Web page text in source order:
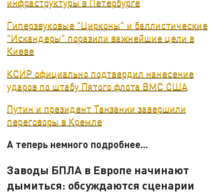
инфраструктуры в Петербурге
Гиперзвуковые "Цирконы" и баллистические
"Искандеры" поразили важнейшие цели в
Киеве
КСИР официально подтвердил нанесение
ударов по штабу Пятого флота ВМС США
Путин и президент Танзании завершили
переговоры в Кремле
А теперь немного подробнее...
Заводы БПЛА в Европе начинают
дымиться: обсуждаются сценарии